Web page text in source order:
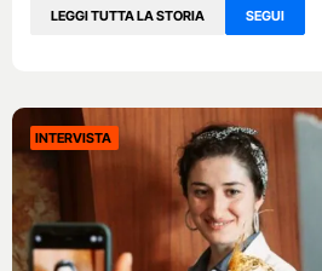
LEGGI TUTTA LA STORIA SEGUI
INTERVISTA